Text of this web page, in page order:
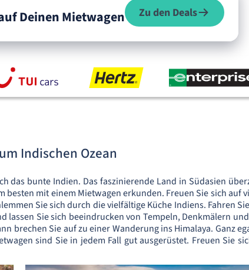
Deinen Mietwagen Zu den Deals
Indischen Ozean
das bunte Indien. Das faszinierende Land in Südasien
mit einem Mietwagen erkunden. Freuen Sie sich auf
Sie sich durch die vielfältige Küche Indiens. Fahren
Sie sich beeindrucken von Tempeln, Denkmälern
brechen Sie auf zu einer Wanderung ins Himalaya. Ganz
sind Sie in jedem Fall gut ausgerüstet. Freuen Sie